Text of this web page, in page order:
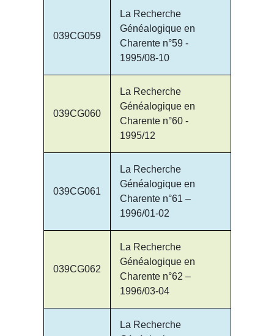
039CG059
La Recherche
Généalogique en
Charente n°59 -
1995/08-10
039CG060
La Recherche
Généalogique en
Charente n°60 -
1995/12
039CG061
La Recherche
Généalogique en
Charente n°61 –
1996/01-02
039CG062
La Recherche
Généalogique en
Charente n°62 –
1996/03-04
La Recherche